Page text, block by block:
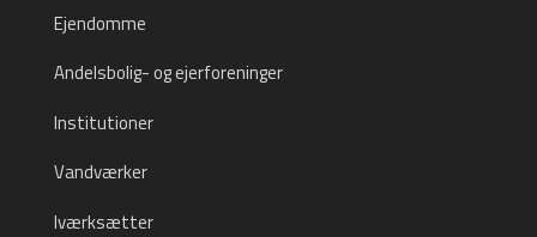
Ejendomme
Andelsbolig- og ejerforeninger
Institutioner
Vandværker
Iværksætter